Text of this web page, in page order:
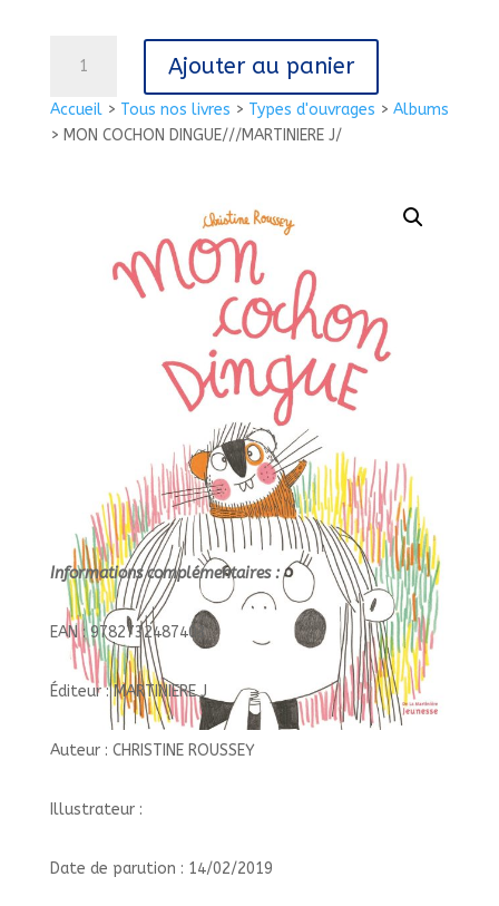
Accueil> Tous nos livres > Types d'ouvrages > Albums
> MON COCHON DINGUE///MARTINIERE J/
MON
COCHON
Ajouter au panier
Informations complémentaires :
EAN : 9782732487403
Éditeur : MARTINIERE J
Auteur : CHRISTINE ROUSSEY
Illustrateur :
Date de parution : 14/02/2019